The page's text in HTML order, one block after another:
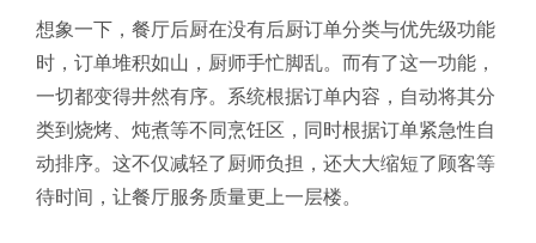
想象一下，餐厅后厨在没有后厨订单分类与优先级功能
时，订单堆积如山，厨师手忙脚乱。而有了这一功能，
一切都变得井然有序。系统根据订单内容，自动将其分
类到烧烤、炖煮等不同烹饪区，同时根据订单紧急性自
动排序。这不仅减轻了厨师负担，还大大缩短了顾客等
待时间，让餐厅服务质量更上一层楼。